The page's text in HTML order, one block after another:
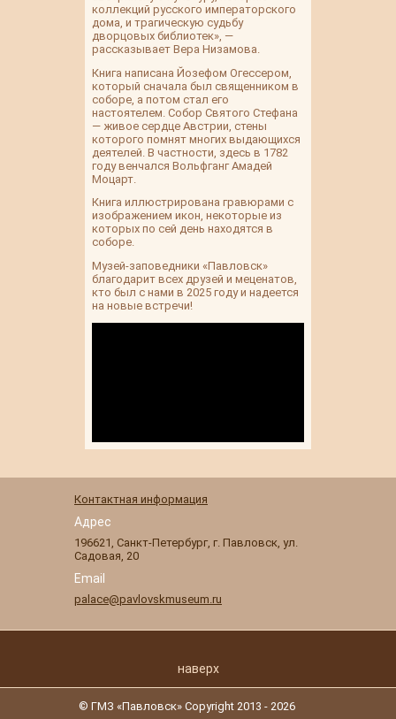
коллекций русского императорского
дома, и трагическую судьбу
дворцовых библиотек», —
рассказывает Вера Низамова.
Книга написана Йозефом Огессером,
который сначала был священником в
соборе, а потом стал его
настоятелем. Собор Святого Стефана
— живое сердце Австрии, стены
которого помнят многих выдающихся
деятелей. В частности, здесь в 1782
году венчался Вольфганг Амадей
Моцарт.
Книга иллюстрирована гравюрами с
изображением икон, некоторые из
которых по сей день находятся в
соборе.
Музей-заповедники «Павловск»
благодарит всех друзей и меценатов,
кто был с нами в 2025 году и надеется
на новые встречи!
Контактная информация
Адрес
196621 Санкт-Петербург г. Павловск ул.
Садовая, 20
Email
palace@pavlovskmuseum.ru
наверх
© ГМЗ «Павловск» Copyright 2013 - 2026